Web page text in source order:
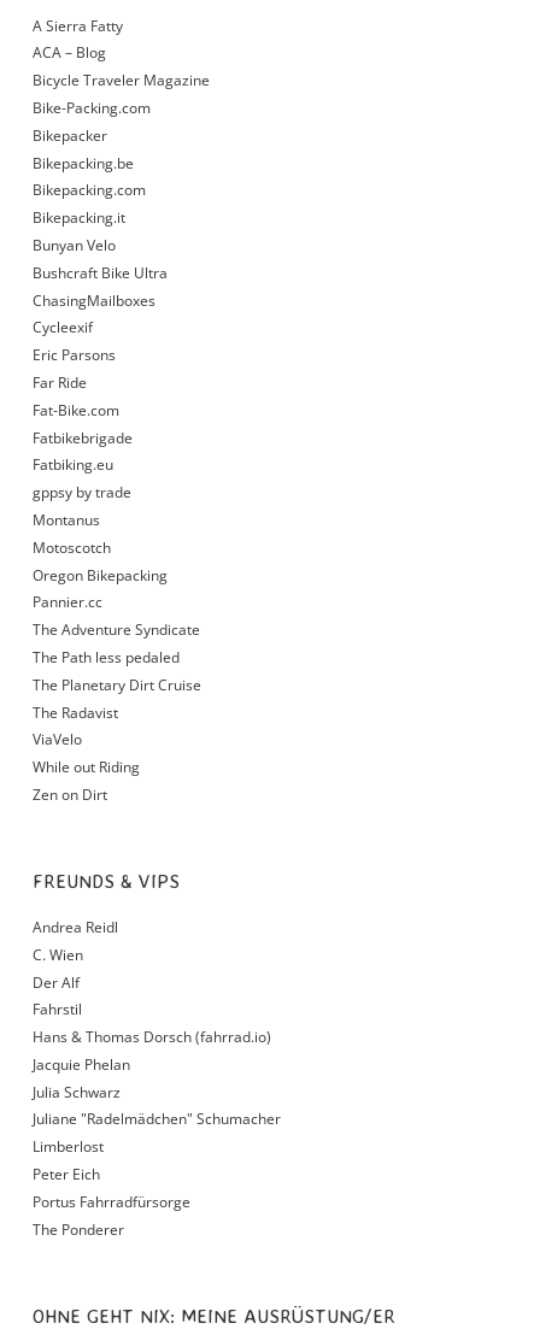
A Sierra Fatty
ACA – Blog
Bicycle Traveler Magazine
Bike-Packing.com
Bikepacker
Bikepacking.be
Bikepacking.com
Bikepacking.it
Bunyan Velo
Bushcraft Bike Ultra
ChasingMailboxes
Cycleexif
Eric Parsons
Far Ride
Fat-Bike.com
Fatbikebrigade
Fatbiking.eu
gppsy by trade
Montanus
Motoscotch
Oregon Bikepacking
Pannier.cc
The Adventure Syndicate
The Path less pedaled
The Planetary Dirt Cruise
The Radavist
ViaVelo
While out Riding
Zen on Dirt
FREUNDS & VIPS
Andrea Reidl
C. Wien
Der Alf
Fahrstil
Hans & Thomas Dorsch (fahrrad.io)
Jacquie Phelan
Julia Schwarz
Juliane "Radelmädchen" Schumacher
Limberlost
Peter Eich
Portus Fahrradfürsorge
The Ponderer
OHNE GEHT NIX: MEINE AUSRÜSTUNG/ER